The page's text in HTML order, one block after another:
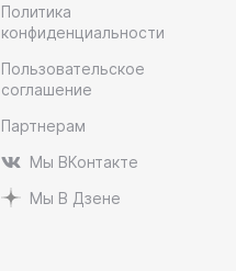
Политика
конфиденциальности
Пользовательское
соглашение
Партнерам
Мы ВКонтакте
Мы В Дзене